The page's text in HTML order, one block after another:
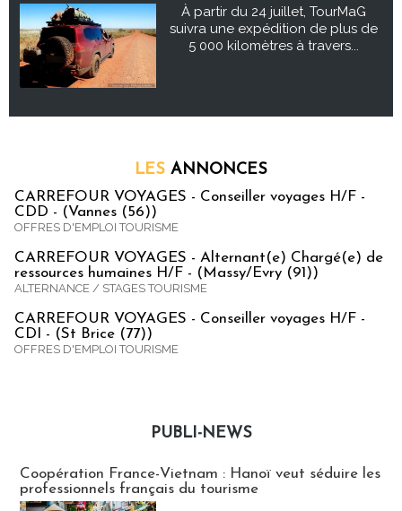
À partir du 24 juillet, TourMaG
suivra une expédition de plus de
5 000 kilomètres à travers...
LES ANNONCES
CARREFOUR VOYAGES - Conseiller voyages H/F -
CDD - (Vannes (56))
OFFRES D'EMPLOI TOURISME
CARREFOUR VOYAGES - Alternant(e) Chargé(e) de
ressources humaines H/F - (Massy/Evry (91))
ALTERNANCE / STAGES TOURISME
CARREFOUR VOYAGES - Conseiller voyages H/F -
CDI - (St Brice (77))
OFFRES D'EMPLOI TOURISME
PUBLI-NEWS
Coopération France-Vietnam : Hanoï veut séduire les
professionnels français du tourisme